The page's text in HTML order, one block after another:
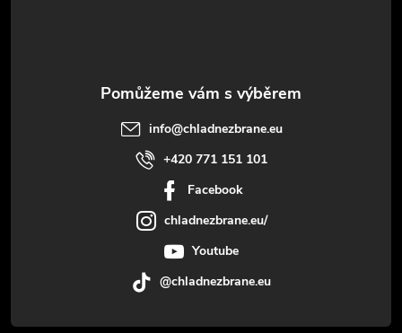
info@chladnezbrane.eu
+420 771 151 101
Facebook
chladnezbrane.eu/
Youtube
@chladnezbrane.eu